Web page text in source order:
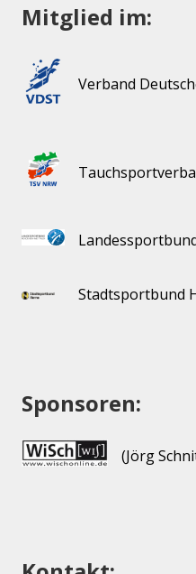
Mitglied im:
Verband
Stadtsportbund
Sponsoren:
(Jörg